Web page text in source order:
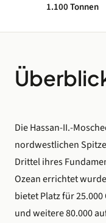
1.100 Tonnen
Die Hassan-II.-
nordwestlichen
Drittel ihres
Ozean errichtet
bietet Platz für
und weitere 80.000